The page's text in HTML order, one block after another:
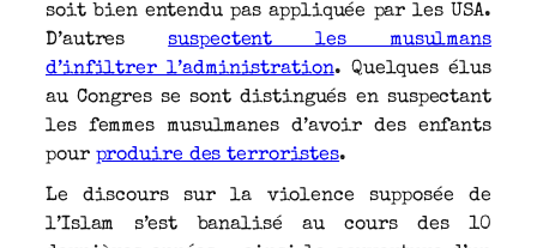
soit bien entendu pas appliquée par les USA.
D’autressuspectent les musulmans
d’infiltrer l’administration. Quelques élus
au Congres se sont distingués en suspectant
les femmes musulmanes d’avoir des enfants
pour produire des terroristes.
Le discours sur la violence supposée de
l’Islam s’est banalisé au cours des 10